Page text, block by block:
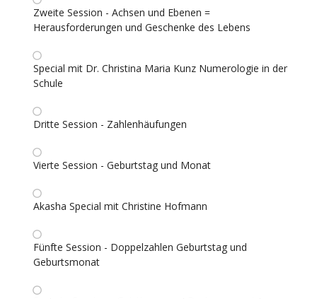
Zweite Session - Achsen und Ebenen =
Herausforderungen und Geschenke des Lebens
Special mit Dr. Christina Maria Kunz Numerologie in der
Schule
Dritte Session - Zahlenhäufungen
Vierte Session - Geburtstag und Monat
Akasha Special mit Christine Hofmann
Fünfte Session - Doppelzahlen Geburtstag und
Geburtsmonat